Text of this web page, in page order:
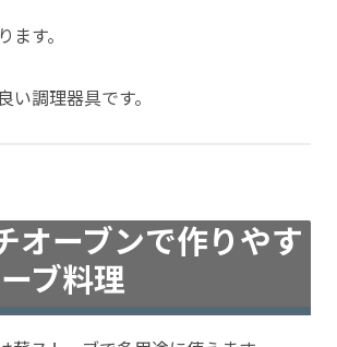
ます。
い調理器具です。
オーブンで作りやす
ブ料理